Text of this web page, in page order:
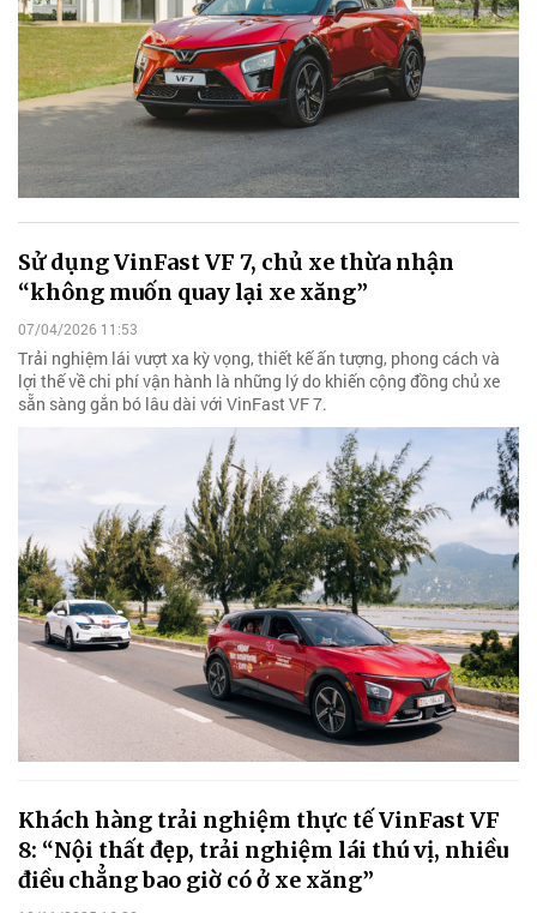
Sử dụng VinFast VF 7, chủ xe thừa nhận
“không muốn quay lại xe xăng”
07/04/2026 11:53
Trải nghiệm lái vượt xa kỳ vọng, thiết kế ấn tượng, phong cách và
lợi thế về chi phí vận hành là những lý do khiến cộng đồng chủ xe
sẵn sàng gắn bó lâu dài với VinFast VF 7.
Khách hàng trải nghiệm thực tế VinFast VF
8: “Nội thất đẹp, trải nghiệm lái thú vị, nhiều
điều chẳng bao giờ có ở xe xăng”